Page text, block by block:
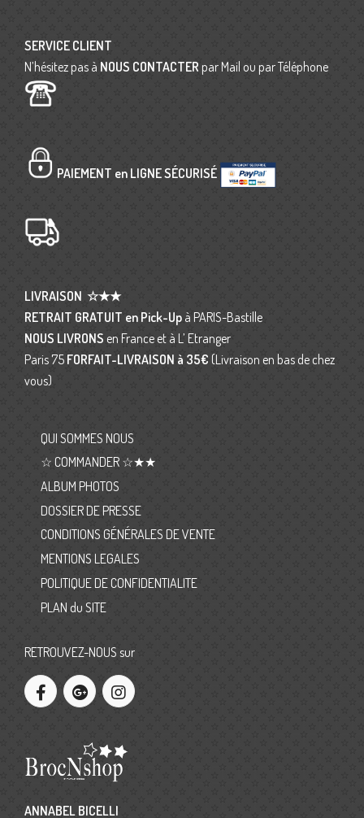
SERVICE CLIENT
N’hésitez pas à NOUS CONTACTER par Mail ou par Téléphone
PAIEMENT en LIGNE SÉCURISÉ
LIVRAISON ☆★★
RETRAIT GRATUIT en Pick-Up à PARIS-Bastille
NOUS LIVRONS en France et à L’ Etranger
Paris 75 FORFAIT-LIVRAISON à 35€ (Livraison en bas de chez
vous)
QUI SOMMES NOUS
☆ COMMANDER ☆★★
ALBUM PHOTOS
DOSSIER DE PRESSE
CONDITIONS GÉNÉRALES DE VENTE
MENTIONS LEGALES
POLITIQUE DE CONFIDENTIALITE
PLAN du SITE
RETROUVEZ-NOUS sur
ANNABEL BICELLI